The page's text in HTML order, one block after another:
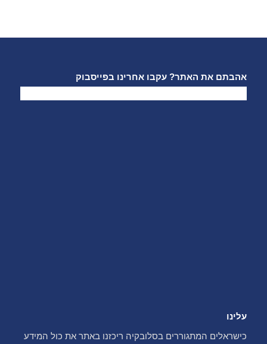
אהבתם את האתר? עקבו אחרינו בפייסבוק
עלינו
כישראלים המתגוררים בסלובקיה ריכזנו באתר את כול המידע